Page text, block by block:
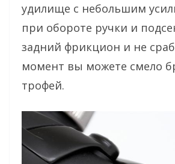
удилище с небольшим
при обороте ручки и
задний фрикцион и не
момент вы можете смело
трофей.